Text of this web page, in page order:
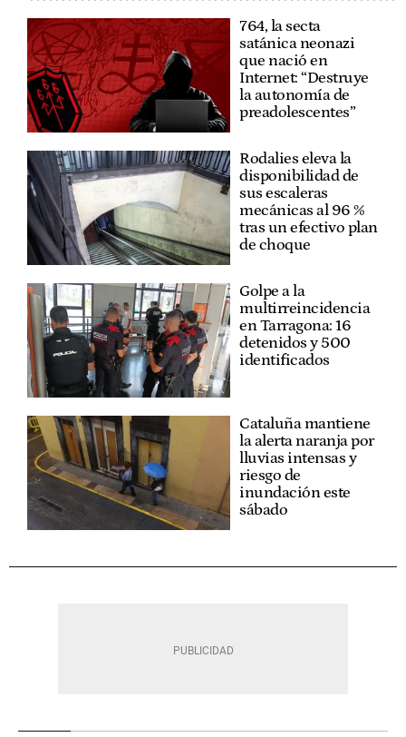
764, la secta
satánica neonazi
que nació en
Internet: “Destruye
la autonomía de
preadolescentes”
Rodalies eleva la
disponibilidad de
sus escaleras
mecánicas al 96 %
tras un efectivo plan
de choque
Golpe a la
multirreincidencia
en Tarragona: 16
detenidos y 500
identificados
Cataluña mantiene
la alerta naranja por
lluvias intensas y
riesgo de
inundación este
sábado